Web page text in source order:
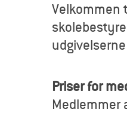
l
e
o
g
Velkommen
Priser for
Medlemmer